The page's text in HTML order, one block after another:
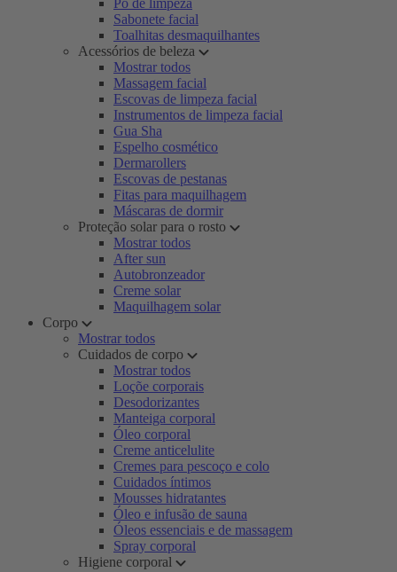
Pó de limpeza
Sabonete facial
Toalhitas desmaquilhantes
Acessórios de beleza
Mostrar todos
Massagem facial
Escovas de limpeza facial
Instrumentos de limpeza facial
Gua Sha
Espelho cosmético
Dermarollers
Escovas de pestanas
Fitas para maquilhagem
Máscaras de dormir
Proteção solar para o rosto
Mostrar todos
After sun
Autobronzeador
Creme solar
Maquilhagem solar
Corpo
Mostrar todos
Cuidados de corpo
Mostrar todos
Loçõe corporais
Desodorizantes
Manteiga corporal
Óleo corporal
Creme anticelulite
Cremes para pescoço e colo
Cuidados íntimos
Mousses hidratantes
Óleo e infusão de sauna
Óleos essenciais e de massagem
Spray corporal
Higiene corporal